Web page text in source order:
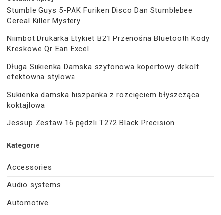
Stumble Guys 5-PAK Furiken Disco Dan Stumblebee
Cereal Killer Mystery
Niimbot Drukarka Etykiet B21 Przenośna Bluetooth Kody
Kreskowe Qr Ean Excel
Długa Sukienka Damska szyfonowa kopertowy dekolt
efektowna stylowa
Sukienka damska hiszpanka z rozcięciem błyszcząca
koktajlowa
Jessup Zestaw 16 pędzli T272 Black Precision
Kategorie
Accessories
Audio systems
Automotive